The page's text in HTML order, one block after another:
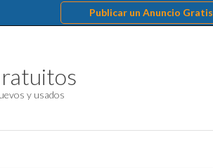
Publicar un Anuncio Gratis
y usados